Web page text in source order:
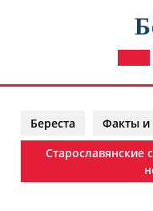
Береста
Факты и